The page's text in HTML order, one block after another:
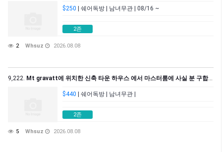
$250 | 쉐어독방 | 남녀무관 | 08/16 ~
2존
2 Whsuz 2026.08.08
9,222. Mt gravatt에 위치한 신축 타운 하우스 에서 마스터룸에 사실 분 구합니다.
$440 | 쉐어독방 | 남녀무관 |
2존
5 Whsuz 2026.08.08